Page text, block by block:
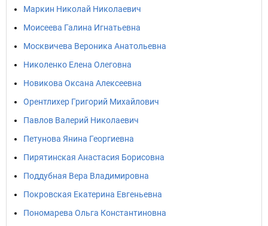
Маркин Николай Николаевич
Моисеева Галина Игнатьевна
Москвичева Вероника Анатольевна
Николенко Елена Олеговна
Новикова Оксана Алексеевна
Орентлихер Григорий Михайлович
Павлов Валерий Николаевич
Петунова Янина Георгиевна
Пирятинская Анастасия Борисовна
Поддубная Вера Владимировна
Покровская Екатерина Евгеньевна
Пономарева Ольга Константиновна